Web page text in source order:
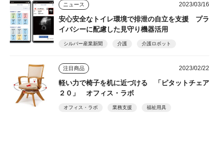
ニュース 2023/03/16
安心安全なトイレ環境で排泄の自立を支援 プラ
イバシーに配慮した見守り機器活用
シルバー産業新聞 介護 介護ロボット
注目商品 2023/02/22
軽い力で椅子を机に近づける 「ピタットチェア
２０」 オフィス・ラボ
オフィス・ラボ 業務支援 福祉用具